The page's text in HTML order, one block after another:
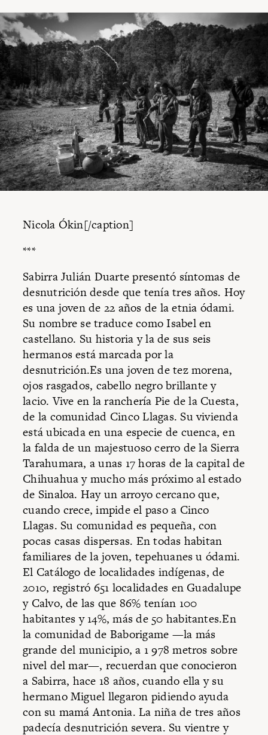
Nicola Ókin[/caption]
***
Sabirra Julián Duarte presentó síntomas de
desnutrición desde que tenía tres años. Hoy
es una joven de 22 años de la etnia ódami.
Su nombre se traduce como Isabel en
castellano. Su historia y la de sus seis
hermanos está marcada por la
desnutrición.Es una joven de tez morena,
ojos rasgados, cabello negro brillante y
lacio. Vive en la ranchería Pie de la Cuesta,
de la comunidad Cinco Llagas. Su vivienda
está ubicada en una especie de cuenca, en
la falda de un majestuoso cerro de la Sierra
Tarahumara, a unas 17 horas de la capital de
Chihuahua y mucho más próximo al estado
de Sinaloa. Hay un arroyo cercano que,
cuando crece, impide el paso a Cinco
Llagas. Su comunidad es pequeña, con
pocas casas dispersas. En todas habitan
familiares de la joven, tepehuanes u ódami.
El Catálogo de localidades indígenas, de
2010, registró 651 localidades en Guadalupe
y Calvo, de las que 86% tenían 100
habitantes y 14%, más de 50 habitantes.En
la comunidad de Baborigame —la más
grande del municipio, a 1 978 metros sobre
nivel del mar—, recuerdan que conocieron
a Sabirra, hace 18 años, cuando ella y su
hermano Miguel llegaron pidiendo ayuda
con su mamá Antonia. La niña de tres años
padecía desnutrición severa. Su vientre y